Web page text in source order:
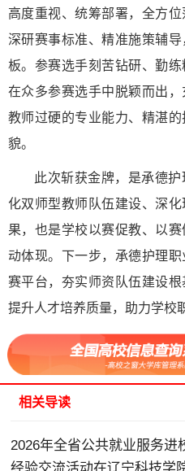
高度重视、统筹部署，全方
深研赛事标准、精准施策辅
板。参赛选手刻苦钻研、勤练
在众多参赛选手中脱颖而出
教师过硬的专业能力、精湛
貌。
此次斩获金牌，是承德
化双师型教师队伍建设、深
果，也是学校以赛促教、以
动体现。下一步，承德护理
赛平台，夯实师资队伍建设
提升人才培养质量，助力学校
相关导读
2026年全省公共就业服务进